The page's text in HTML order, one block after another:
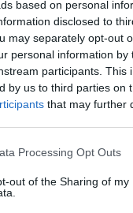
based on personal
disclosed to
may separately opt-out
personal information by
participants. This
by us to third parties on
that may further
Processing Opt Outs
out of the Sharing of my
trascinata per
due fermi
di Francesco
Camera per
che ero bambino'